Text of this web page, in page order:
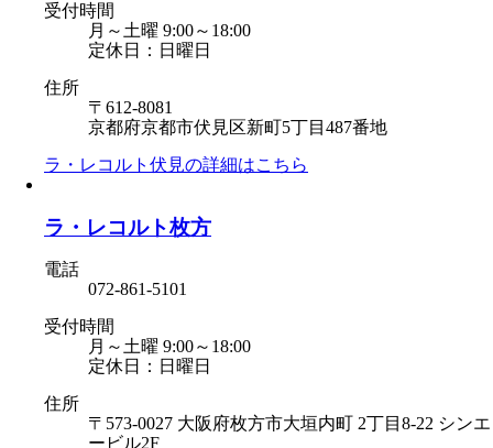
受付時間
月～土曜 9:00～18:00
定休日：日曜日
住所
〒612-8081
京都府京都市伏見区新町5丁目487番地
ラ・レコルト伏見の詳細はこちら
ラ・レコルト枚方
電話
072-861-5101
受付時間
月～土曜 9:00～18:00
定休日：日曜日
住所
〒573-0027 大阪府枚方市大垣内町 2丁目8-22 シンエ
ービル2F